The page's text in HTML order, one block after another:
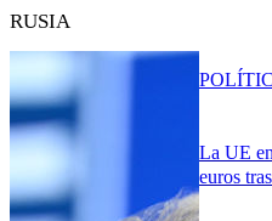
RUSIA
La UE
euros